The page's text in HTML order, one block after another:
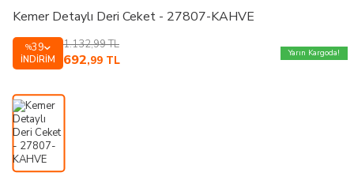
Kemer Detaylı Deri Ceket - 27807-KAHVE
%39
İNDIRIM
1.132,99TL
692,99 TL
Yarın Kargoda!